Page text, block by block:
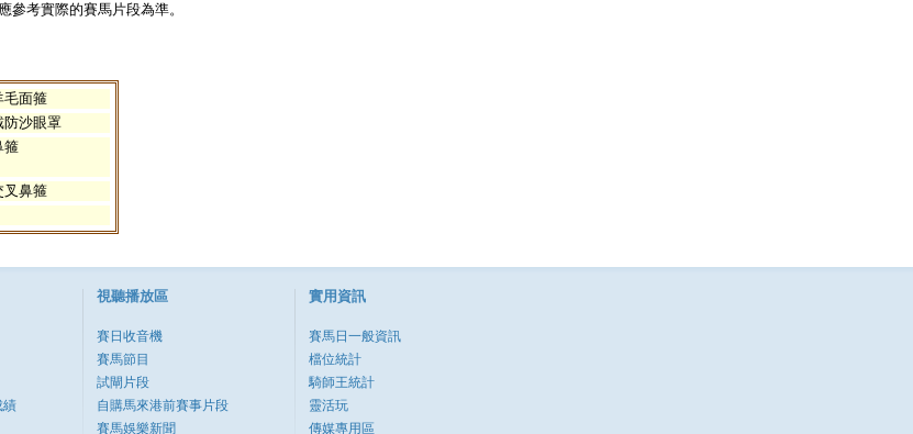
考實際的賽馬片段為準。
毛面箍
防沙眼罩
箍
叉鼻箍
績
視聽播放區
賽日收音機
賽馬節目
試閘片段
自購馬來港前賽事片段
賽馬娛樂新聞
實用資訊
賽馬日一般資訊
檔位統計
騎師王統計
靈活玩
傳媒專用區